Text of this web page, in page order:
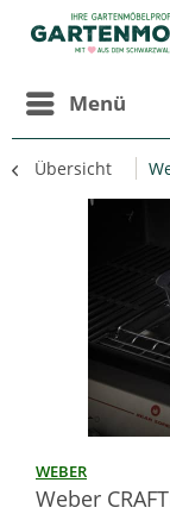
Menü
Übersicht
WEBER
Weber